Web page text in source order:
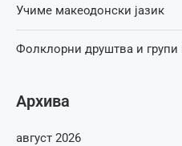
Учиме макеодонски јазик
Фолклорни друштва и групи
Архива
август 2026